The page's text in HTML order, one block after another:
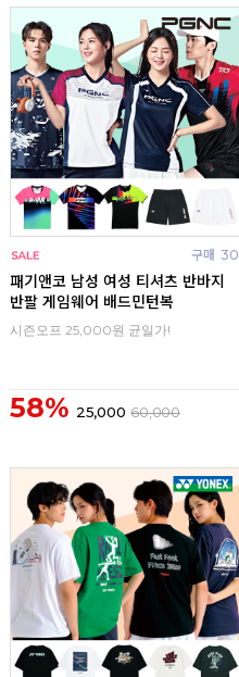
구매 30
패기앤코 남성 여성 티셔츠 반바지
반팔 게임웨어 배드민턴복
시즌오프 25,000원 균일가!
58% 25,000 60,000